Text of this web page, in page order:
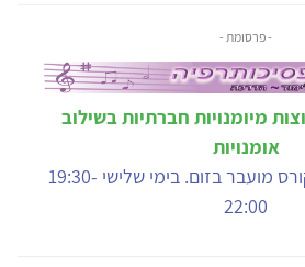
- פרסומת -
מיומנויות חברתיות בשילוב
אומנויות
פתיחה 3.11.26. הקורס מועבר בזום. בימי שלישי 19:30-
22:00